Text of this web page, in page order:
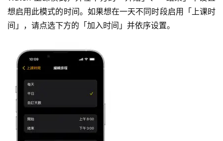
想启用此模式的时间。如果想在一天不同时段启用「上课时
间」，请点选下方的「加入时间」并依序设置。